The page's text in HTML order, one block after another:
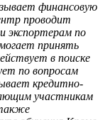
финансовую
проводит
экспортерам по
принять
в поиске
по вопросам
кредитно-
участникам